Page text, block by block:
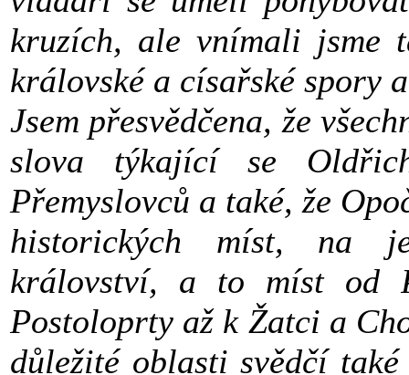
kruzích, ale vnímali jsme
královské a císařské spory
Jsem přesvědčena, že
slova týkající se
Přemyslovců a také, že
historických míst, na
království, a to míst od
Postoloprty až k Žatci a
důležité oblasti svědčí